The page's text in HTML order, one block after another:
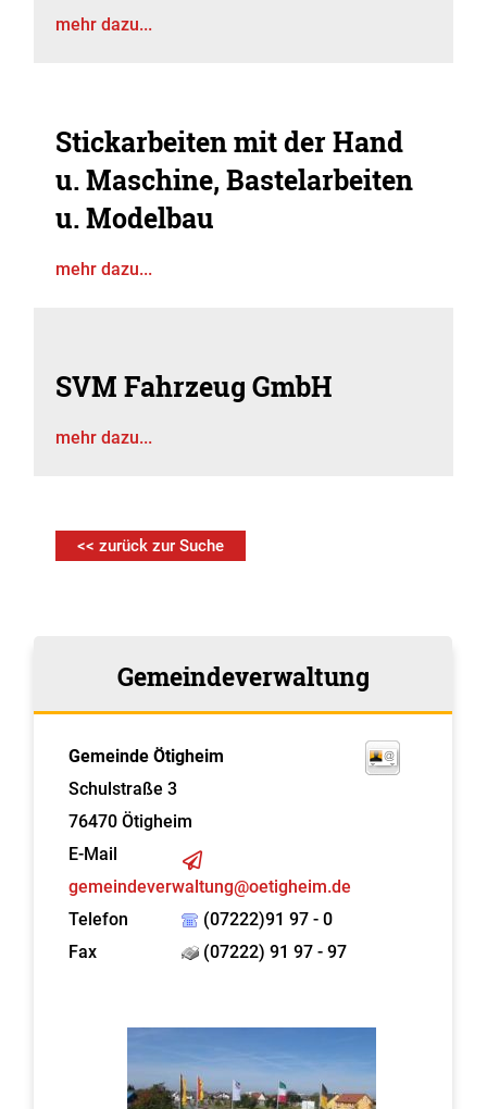
mehr dazu...
Stickarbeiten mit der Hand
u. Maschine, Bastelarbeiten
u. Modelbau
mehr dazu...
SVM Fahrzeug GmbH
mehr dazu...
<< zurück zur Suche
Gemeindeverwaltung
Gemeinde Ötigheim
Schulstraße 3
76470 Ötigheim
E-Mail
gemeindeverwaltung@oetigheim.de
Telefon
(07222)91 97 - 0
Fax
(07222) 91 97 - 97